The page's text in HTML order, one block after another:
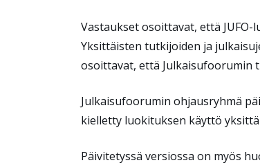
Vastaukset osoittavat, että
Yksittäisten tutkijoiden ja
osoittavat, että Julkaisufoorumin
Julkaisufoorumin ohjausryhmä
kielletty luokituksen käyttö
Päivitetyssä versiossa on myös